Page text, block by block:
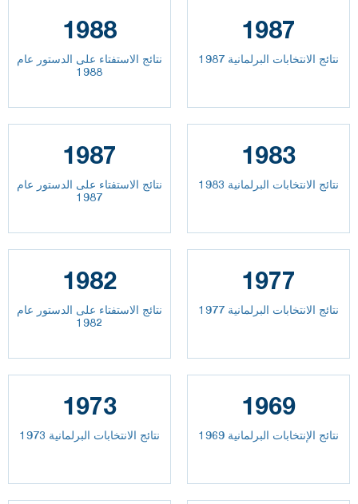
1988
نتائج الاستفتاء على الدستور عام
1988
1987
نتائج الانتخابات البرلمانية 1987
1987
نتائج الاستفتاء على الدستور عام
1987
1983
نتائج الانتخابات البرلمانية 1983
1982
نتائج الاستفتاء على الدستور عام
1982
1977
نتائج الانتخابات البرلمانية 1977
1973
نتائج الانتخابات البرلمانية 1973
1969
نتائج الإنتخابات البرلمانية 1969